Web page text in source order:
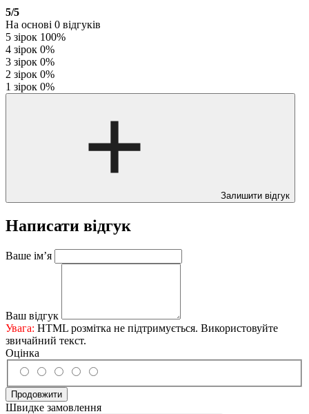
5/5
На основі 0 відгуків
5 зірок 100%
4 зірок 0%
3 зірок 0%
2 зірок 0%
1 зірок 0%
Залишити відгук
Написати відгук
Ваше ім’я
Ваш відгук
Увага: HTML розмітка не підтримується. Використовуйте
звичайний текст.
Оцінка
Продовжити
Швидке замовлення